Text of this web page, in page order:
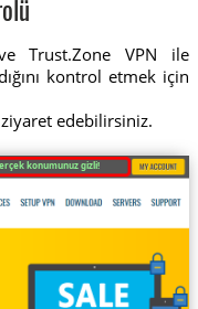
Trust.Zone VPN ile
kontrol etmek için
edebilirsiniz.
konumunuz gizli!